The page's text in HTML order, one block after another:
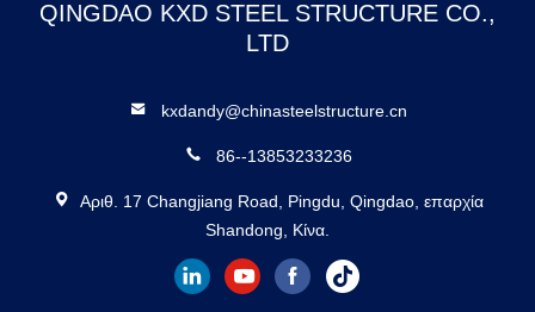
QINGDAO KXD STEEL STRUCTURE CO.,
LTD
kxdandy@chinasteelstructure.cn
86--13853233236
Αριθ. 17 Changjiang Road, Pingdu, Qingdao, επαρχία
Shandong, Κίνα.